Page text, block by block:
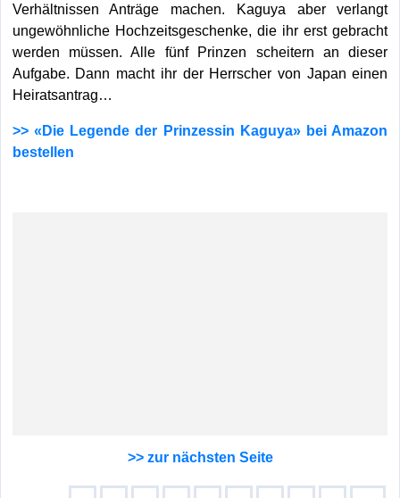
Verhältnissen Anträge machen. Kaguya aber verlangt
ungewöhnliche Hochzeitsgeschenke, die ihr erst gebracht
werden müssen. Alle fünf Prinzen scheitern an dieser
Aufgabe. Dann macht ihr der Herrscher von Japan einen
Heiratsantrag…
>> «Die Legende der Prinzessin Kaguya» bei Amazon
bestellen
>> zur nächsten Seite